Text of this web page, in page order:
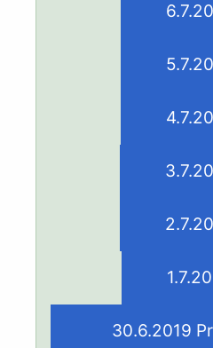
30.6.2019